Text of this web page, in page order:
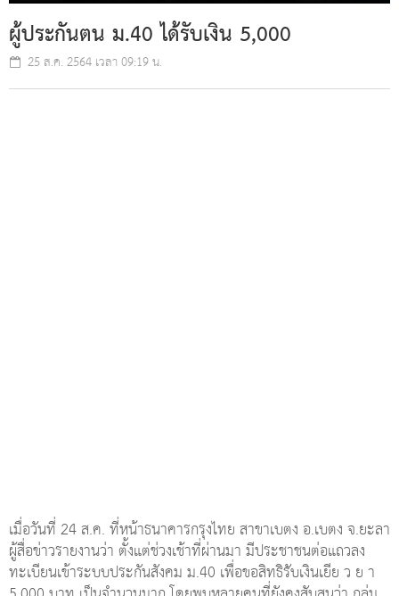
ผู้ประกันตน ม.40 ได้รับเงิน 5,000
25 ส.ค. 2564 เวลา 09:19 น.
เมื่อวันที่ 24 ส.ค. ที่หน้าธนาคารกรุงไทย สาขาเบตง อ.เบตง จ.ยะลา
ผู้สื่อข่าวรายงานว่า ตั้งแต่ช่วงเช้าที่ผ่านมา มีประชาชนต่อแถวลง
ทะเบียนเข้าระบบประกันสังคม ม.40 เพื่อขอสิทธิรับเงินเยีย ว ย า